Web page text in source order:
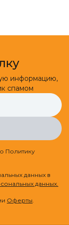
информацию,
спамом
Политику
данных в
данных.
Оферты